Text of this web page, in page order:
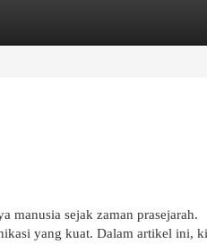
manusia sejak zaman prasejarah.
yang kuat. Dalam artikel ini,